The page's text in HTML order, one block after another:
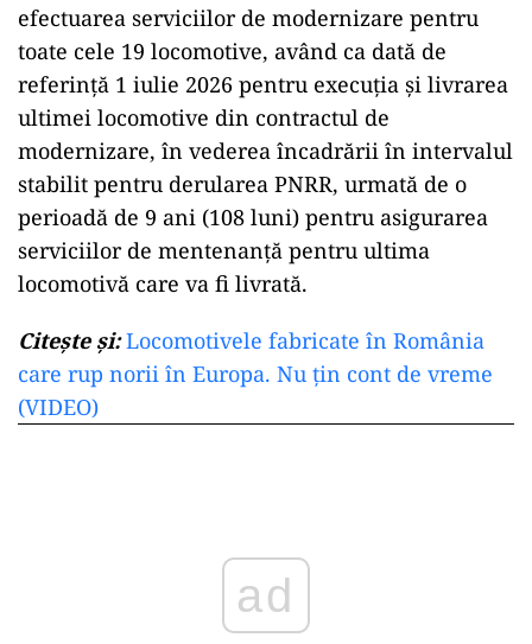
efectuarea serviciilor de modernizare pentru
toate cele 19 locomotive, având ca dată de
referinţă 1 iulie 2026 pentru execuţia şi livrarea
ultimei locomotive din contractul de
modernizare, în vederea încadrării în intervalul
stabilit pentru derularea PNRR, urmată de o
perioadă de 9 ani (108 luni) pentru asigurarea
serviciilor de mentenanţă pentru ultima
locomotivă care va fi livrată.
Citește și:Locomotivele fabricate în România
care rup norii în Europa. Nu țin cont de vreme
(VIDEO)
ad